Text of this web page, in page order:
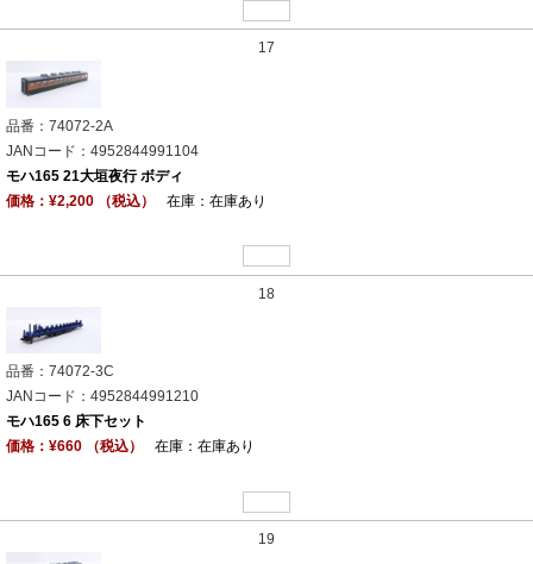
17
品番：74072-2A
JANコード：4952844991104
モハ165 21大垣夜行 ボディ
価格：¥2,200 （税込）
在庫：在庫あり
18
品番：74072-3C
JANコード：4952844991210
モハ165 6 床下セット
価格：¥660 （税込）
在庫：在庫あり
19